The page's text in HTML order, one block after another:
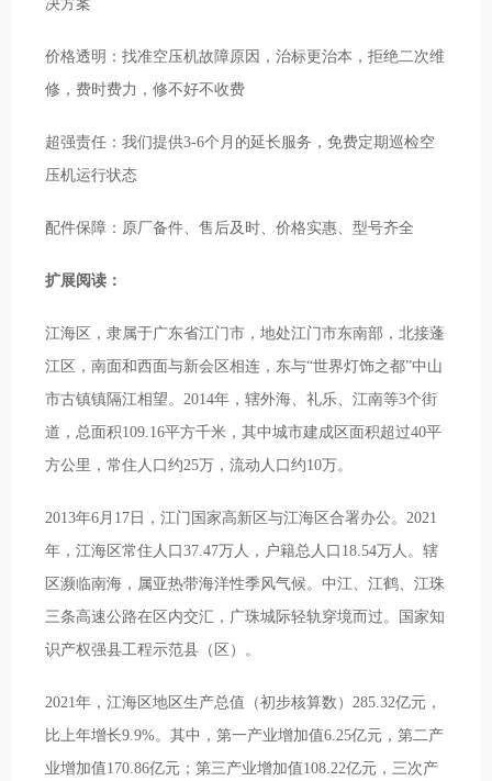
价格透明：找准空压机故障原因，治标更治本，拒绝二次维
修，费时费力，修不好不收费
超强责任：我们提供3-6个月的延长服务，免费定期巡检空
压机运行状态
配件保障：原厂备件、售后及时、价格实惠、型号齐全
扩展阅读：
江海区，隶属于广东省江门市，地处江门市东南部，北接蓬
江区，南面和西面与新会区相连，东与“世界灯饰之都”中山
市古镇镇隔江相望。2014年，辖外海、礼乐、江南等3个街
道，总面积109.16平方千米，其中城市建成区面积超过40平
方公里，常住人口约25万，流动人口约10万。
2013年6月17日，江门国家高新区与江海区合署办公。2021
年，江海区常住人口37.47万人，户籍总人口18.54万人。辖
区濒临南海，属亚热带海洋性季风气候。中江、江鹤、江珠
三条高速公路在区内交汇，广珠城际轻轨穿境而过。国家知
识产权强县工程示范县（区）。
2021年，江海区地区生产总值（初步核算数）285.32亿元，
比上年增长9.9%。其中，第一产业增加值6.25亿元，第二产
业增加值170.86亿元；第三产业增加值108.22亿元，三次产